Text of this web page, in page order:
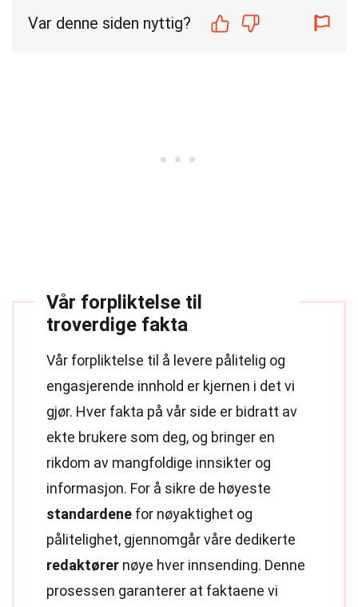
Var denne siden nyttig?
Vår forpliktelse til
troverdige fakta
Vår forpliktelse til å levere pålitelig og
engasjerende innhold er kjernen i det vi
gjør. Hver fakta på vår side er bidratt av
ekte brukere som deg, og bringer en
rikdom av mangfoldige innsikter og
informasjon. For å sikre de høyeste
standardene for nøyaktighet og
pålitelighet, gjennomgår våre dedikerte
redaktører nøye hver innsending. Denne
prosessen garanterer at faktaene vi